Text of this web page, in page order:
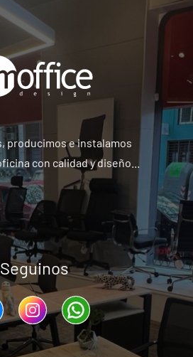
producimos e instalamos
con calidad y diseño...
Seguinos